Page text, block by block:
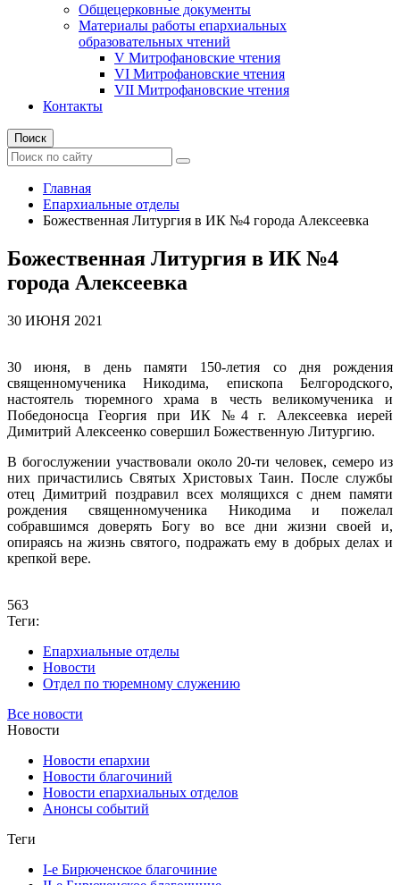
Общецерковные документы
Материалы работы епархиальных
образовательных чтений
V Митрофановские чтения
VI Митрофановские чтения
VII Митрофановские чтения
Контакты
Поиск
Главная
Епархиальные отделы
Божественная Литургия в ИК №4 города Алексеевка
Божественная Литургия в ИК №4
города Алексеевка
30 ИЮНЯ 2021
30 июня, в день памяти 150-летия со дня рождения
священномученика Никодима, епископа Белгородского,
настоятель тюремного храма в честь великомученика и
Победоносца Георгия при ИК №4 г. Алексеевка иерей
Димитрий Алексеенко совершил Божественную Литургию.
В богослужении участвовали около 20-ти человек, семеро из
них причастились Святых Христовых Таин. После службы
отец Димитрий поздравил всех молящихся с днем памяти
рождения священномученика Никодима и пожелал
собравшимся доверять Богу во все дни жизни своей и,
опираясь на жизнь святого, подражать ему в добрых делах и
крепкой вере.
563
Теги:
Епархиальные отделы
Новости
Отдел по тюремному служению
Все новости
Новости
Новости епархии
Новости благочиний
Новости епархиальных отделов
Анонсы событий
Теги
I-е Бирюченское благочиние